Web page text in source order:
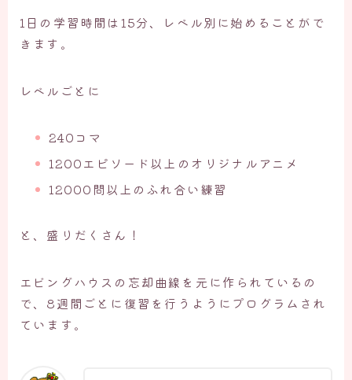
1日の学習時間は15分、レベル別に始めることがで
きます。
レベルごとに
240コマ
1200エピソード以上のオリジナルアニメ
12000問以上のふれ合い練習
と、盛りだくさん！
エビングハウスの忘却曲線を元に作られているの
で、8週間ごとに復習を行うようにプログラムされ
ています。